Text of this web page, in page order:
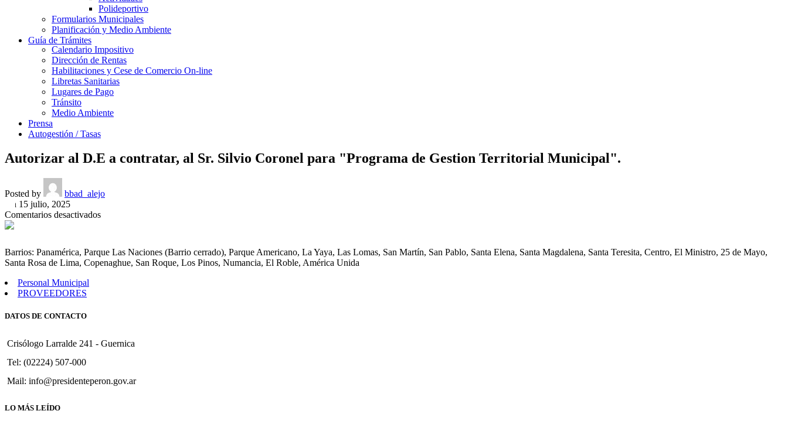
Polideportivo
Formularios Municipales
Planificación y Medio Ambiente
Guía de Trámites
Calendario Impositivo
Dirección de Rentas
Habilitaciones y Cese de Comercio On-line
Libretas Sanitarias
Lugares de Pago
Tránsito
Medio Ambiente
Prensa
Autogestión / Tasas
Autorizar al D.E a contratar, al Sr. Silvio Coronel para "Programa de Gestion Territorial Municipal".
Posted by
bbad_alejo
On 15 julio, 2025
Comentarios desactivadosen
a
contratar,
de
Barrios: Panamérica, Parque Las Naciones (Barrio cerrado), Parque Americano, La Yaya, Las Lomas, San Martín, San Pablo, Santa Elena, Santa Magdalena, Santa Teresita, Centro, El Ministro, 25 de Mayo,
Santa Rosa de Lima, Copenaghue, San Roque, Los Pinos, Numancia, El Roble, América Unida
Personal Municipal
PROVEEDORES
DATOS DE CONTACTO
Crisólogo Larralde 241 - Guernica
Tel: (02224) 507-000
Mail: info@presidenteperon.gov.ar
LO MÁS LEÍDO